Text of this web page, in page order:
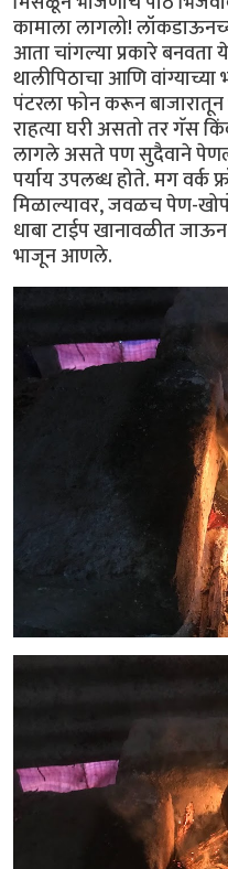
कामाला लागलो!
आता चांगल्या प्रकारे
थालीपिठाचा आणि
पंटरला फोन करून बाजारातून
राहत्या घरी असतो तर गॅस
लागले असते पण सुदैवाने
पर्याय उपलब्ध होते. मग वर्क
मिळाल्यावर, जवळच पेण-
धाबा टाईप खानावळीत
भाजून आणले.